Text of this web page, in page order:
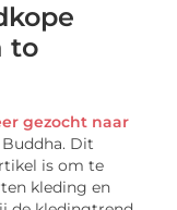
to
gezocht naar
Dit
is om te
kleding en